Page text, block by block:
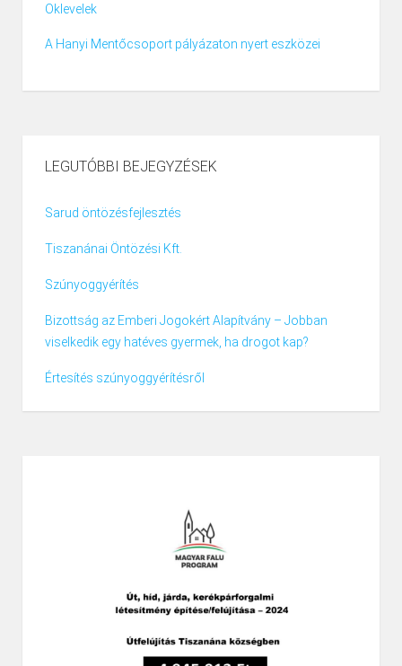
Oklevelek
A Hanyi Mentőcsoport pályázaton nyert eszközei
LEGUTÓBBI BEJEGYZÉSEK
Sarud öntözésfejlesztés
Tiszanánai Öntözési Kft.
Szúnyoggyérítés
Bizottság az Emberi Jogokért Alapítvány – Jobban
viselkedik egy hatéves gyermek, ha drogot kap?
Értesítés szúnyoggyérítésről